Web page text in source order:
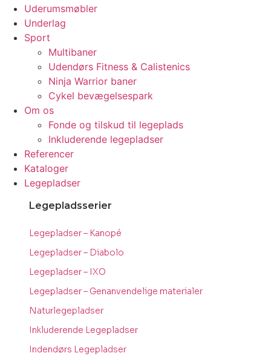
Uderumsmøbler
Underlag
Sport
Multibaner
Udendørs Fitness & Calistenics
Ninja Warrior baner
Cykel bevægelsespark
Om os
Fonde og tilskud til legeplads
Inkluderende legepladser
Referencer
Kataloger
Legepladser
Legepladsserier
Legepladser – Kanopé
Legepladser – Diabolo
Legepladser – IXO
Legepladser – Genanvendelige materialer
Naturlegepladser
Inkluderende Legepladser
Indendørs Legepladser